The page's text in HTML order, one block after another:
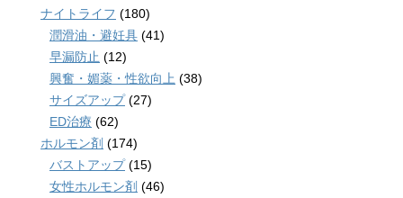
ナイトライフ (180)
潤滑油・避妊具 (41)
早漏防止 (12)
興奮・媚薬・性欲向上 (38)
サイズアップ(27)
ED治療 (62)
ホルモン剤 (174)
バストアップ(15)
女性ホルモン剤 (46)